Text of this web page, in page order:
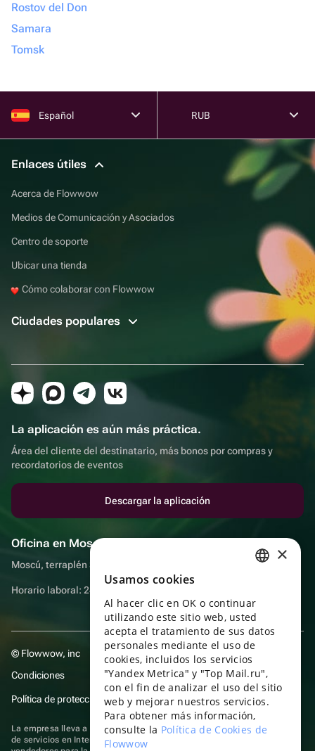
Rostov del Don
Samara
Tomsk
Español RUB
Enlaces útiles
Acerca de Flowwow
Medios de Comunicación y Asociados
Centro de soporte
Ubicar una tienda
Cómo colaborar con Flowwow
Ciudades populares
La aplicación es aún más práctica.
Área del cliente del destinatario, más bonos por compras y
recordatorios de eventos
Descargar la aplicación
Oficina en Moscú
Moscú, terraplén Sadovnicheskaya, 9, sala 2/3
Horario laboral: 24 horas
© Flowwow, inc
Condiciones
Política de protección y privacidad de datos
La empresa lleva a cabo su actividad en el ámbito de las TI: prestación
de servicios en Internet para la publicación de ofertas (anuncios) de
ENGLISH
UKRAINIAN
PORTUGUESE
SPANISH
HUNGARIAN
ITALIAN
×
Usamos cookies
Al hacer clic en OK o continuar
utilizando este sitio web, usted
acepta el tratamiento de sus datos
personales mediante el uso de
cookies, incluidos los servicios
"Yandex Metrica" y "Top Mail.ru",
con el fin de analizar el uso del sitio
web y mejorar nuestros servicios.
Para obtener más información,
consulte la Política de Cookies de
Flowwow